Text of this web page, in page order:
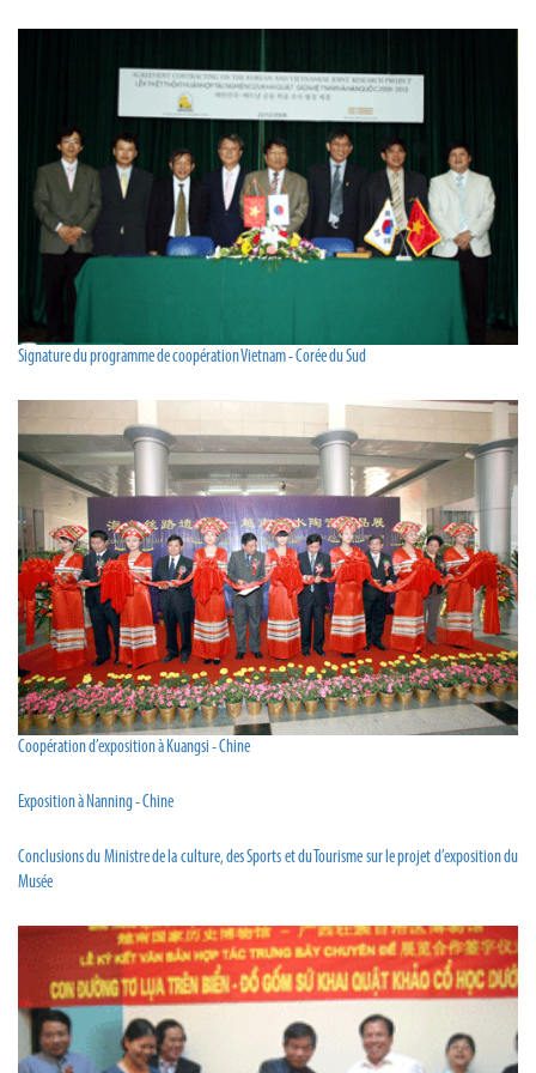
Signature du programme de coopération Vietnam - Corée du Sud
Coopération d’exposition à Kuangsi - Chine
Exposition à Nanning - Chine
Conclusions du Ministre de la culture, des Sports et du Tourisme sur le projet d’exposition du
Musée